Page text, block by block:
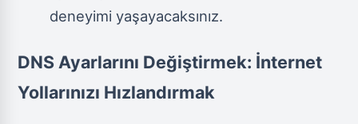
deneyimi yaşayacaksınız.
DNS Ayarlarını Değiştirmek: İnternet
Yollarınızı Hızlandırmak